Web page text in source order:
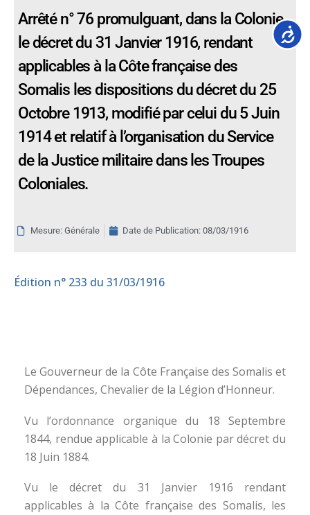
Arrêté n° 76 promulguant, dans la Colonie,
le décret du 31 Janvier 1916, rendant
applicables à la Côte française des
Somalis les dispositions du décret du 25
Octobre 1913, modifié par celui du 5 Juin
1914 et relatif à l’organisation du Service
de la Justice militaire dans les Troupes
Coloniales.
Mesure: Générale Date de Publication: 08/03/1916
Édition n° 233 du 31/03/1916
Le Gouverneur de la Côte Française des Somalis et
Dépendances, Chevalier de la Légion d’Honneur.
Vu l’ordonnance organique du 18 Septembre
1844, rendue applicable à la Colonie par décret du
18 Juin 1884.
Vu le décret du 31 Janvier 1916 rendant
applicables à la Côte française des Somalis, les